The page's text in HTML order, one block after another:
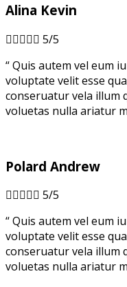
Alina Kevin
 5/5
“ Quis autem vel eum
voluptate velit esse
conseruatur vela illum
voluetas nulla ariatur
Polard Andrew
 5/5
“ Quis autem vel eum
voluptate velit esse
conseruatur vela illum
voluetas nulla ariatur